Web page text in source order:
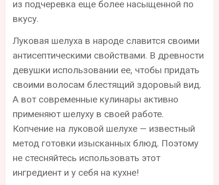
из подчеревка еще более насыщенной по
вкусу.
Луковая шелуха в народе славится своими
антисептическими свойствами. В древности
девушки использовании ее, чтобы придать
своими волосам блестящий здоровый вид.
А вот современные кулинары активно
применяют шелуху в своей работе.
Копчение на луковой шелухе — известный
метод готовки изысканных блюд. Поэтому
не стесняйтесь использовать этот
ингредиент и у себя на кухне!